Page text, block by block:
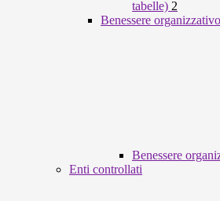
tabelle) 2
Benessere organizzativo
Benessere
Enti controllati